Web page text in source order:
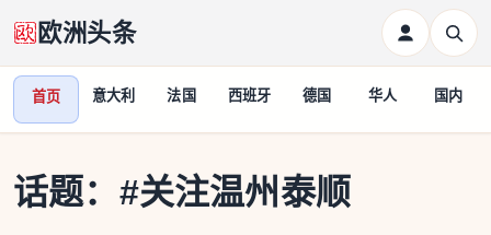
欧洲头条
首页 意大利 法国 西班牙 德国 华人 国内
话题： #关注温州泰顺